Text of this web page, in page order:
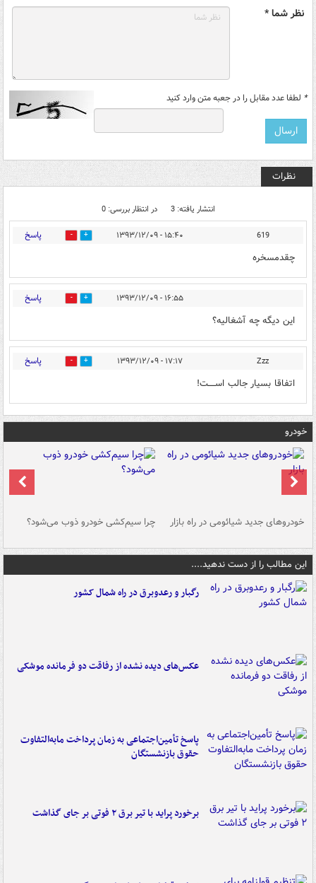
نظر شما *
* لطفا عدد مقابل را در جعبه متن وارد کنید
نظرات
انتشار یافته: 3 در انتظار بررسی: 0
619 ۱۵:۴۰ - ۱۳۹۳/۱۲/۰۹ 0 پاسخ
چقدمسخره
۱۶:۵۵ - ۱۳۹۳/۱۲/۰۹ 0 پاسخ
این دیگه چه آشغالیه؟
Zzz ۱۷:۱۷ - ۱۳۹۳/۱۲/۰۹ 0 پاسخ
اتفاقا بسیار جالب اســـــت!
خودرو
خودروهای جدید شیائومی در راه بازار چرا سیم‌کشی خودرو ذوب می‌شود؟
این مطالب را از دست ندهید....
رگبار و رعدوبرق در راه شمال کشور
عکس‌های دیده نشده از رفاقت دو فرمانده‌ موشکی
پاسخ تأمین‌اجتماعی به زمان پرداخت مابه‌التفاوت
حقوق بازنشستگان
برخورد پراید با تیر برق ۲ فوتی بر جای گذاشت